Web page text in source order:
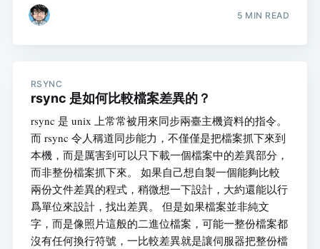
5 MIN READ
RSYNC
rsync 是如何比較檔案差異的？
rsync 是 unix 上常常被用來同步兩臺主機資料的指令。
而 rsync 令人稱道同步能力，不僅僅是把檔案抓下來到
本機，而是厲害到可以只下載一個檔案中的差異部分，
而非整份檔案抓下來。 如果自己想自製一個能夠比較
兩份文件差異的程式，稍微想一下設計，大約還能以行
爲單位來設計，找出差異。 但是如果檔案並非純文
字，而是像照片這般的二進位檔案，可能一整份檔案都
沒有任何換行符號，一比較差異就是讓伺服器把整份檔